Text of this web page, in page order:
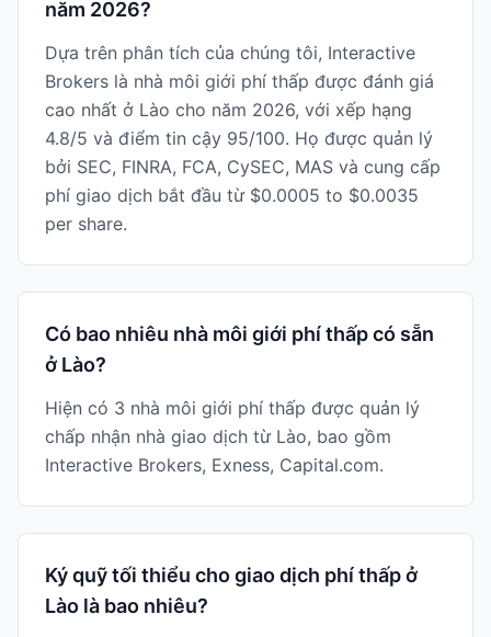
năm 2026?
Dựa trên phân tích của chúng tôi, Interactive
Brokers là nhà môi giới phí thấp được đánh giá
cao nhất ở Lào cho năm 2026, với xếp hạng
4.8/5 và điểm tin cậy 95/100. Họ được quản lý
bởi SEC, FINRA, FCA, CySEC, MAS và cung cấp
phí giao dịch bắt đầu từ $0.0005 to $0.0035
per share.
Có bao nhiêu nhà môi giới phí thấp có sẵn
ở Lào?
Hiện có 3 nhà môi giới phí thấp được quản lý
chấp nhận nhà giao dịch từ Lào, bao gồm
Interactive Brokers, Exness, Capital.com.
Ký quỹ tối thiểu cho giao dịch phí thấp ở
Lào là bao nhiêu?